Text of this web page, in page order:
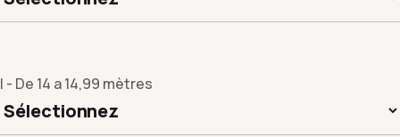
I - De 14 a 14,99 mètres